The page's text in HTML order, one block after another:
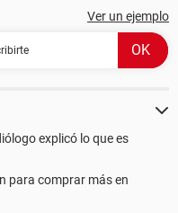
Ver un ejemplo
explicó lo que es
para comprar más en